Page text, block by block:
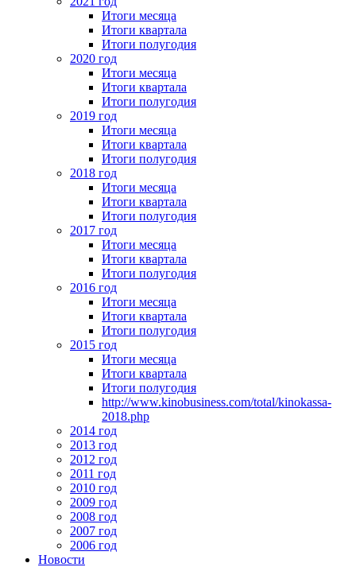
Итоги месяца
Итоги квартала
Итоги полугодия
2020 год
Итоги месяца
Итоги квартала
Итоги полугодия
2019 год
Итоги месяца
Итоги квартала
Итоги полугодия
2018 год
Итоги месяца
Итоги квартала
Итоги полугодия
2017 год
Итоги месяца
Итоги квартала
Итоги полугодия
2016 год
Итоги месяца
Итоги квартала
Итоги полугодия
2015 год
Итоги месяца
Итоги квартала
Итоги полугодия
http://www.kinobusiness.com/total/kinokassa-
2018.php
2014 год
2013 год
2012 год
2011 год
2010 год
2009 год
2008 год
2007 год
2006 год
Новости